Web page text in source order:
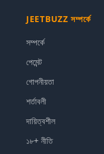
JEETBUZZ সম্পর্কে
সম্পর্কে
পেমেন্ট
গোপনীয়তা
শর্তাবলী
দায়িত্বশীল
১৮+ নীতি